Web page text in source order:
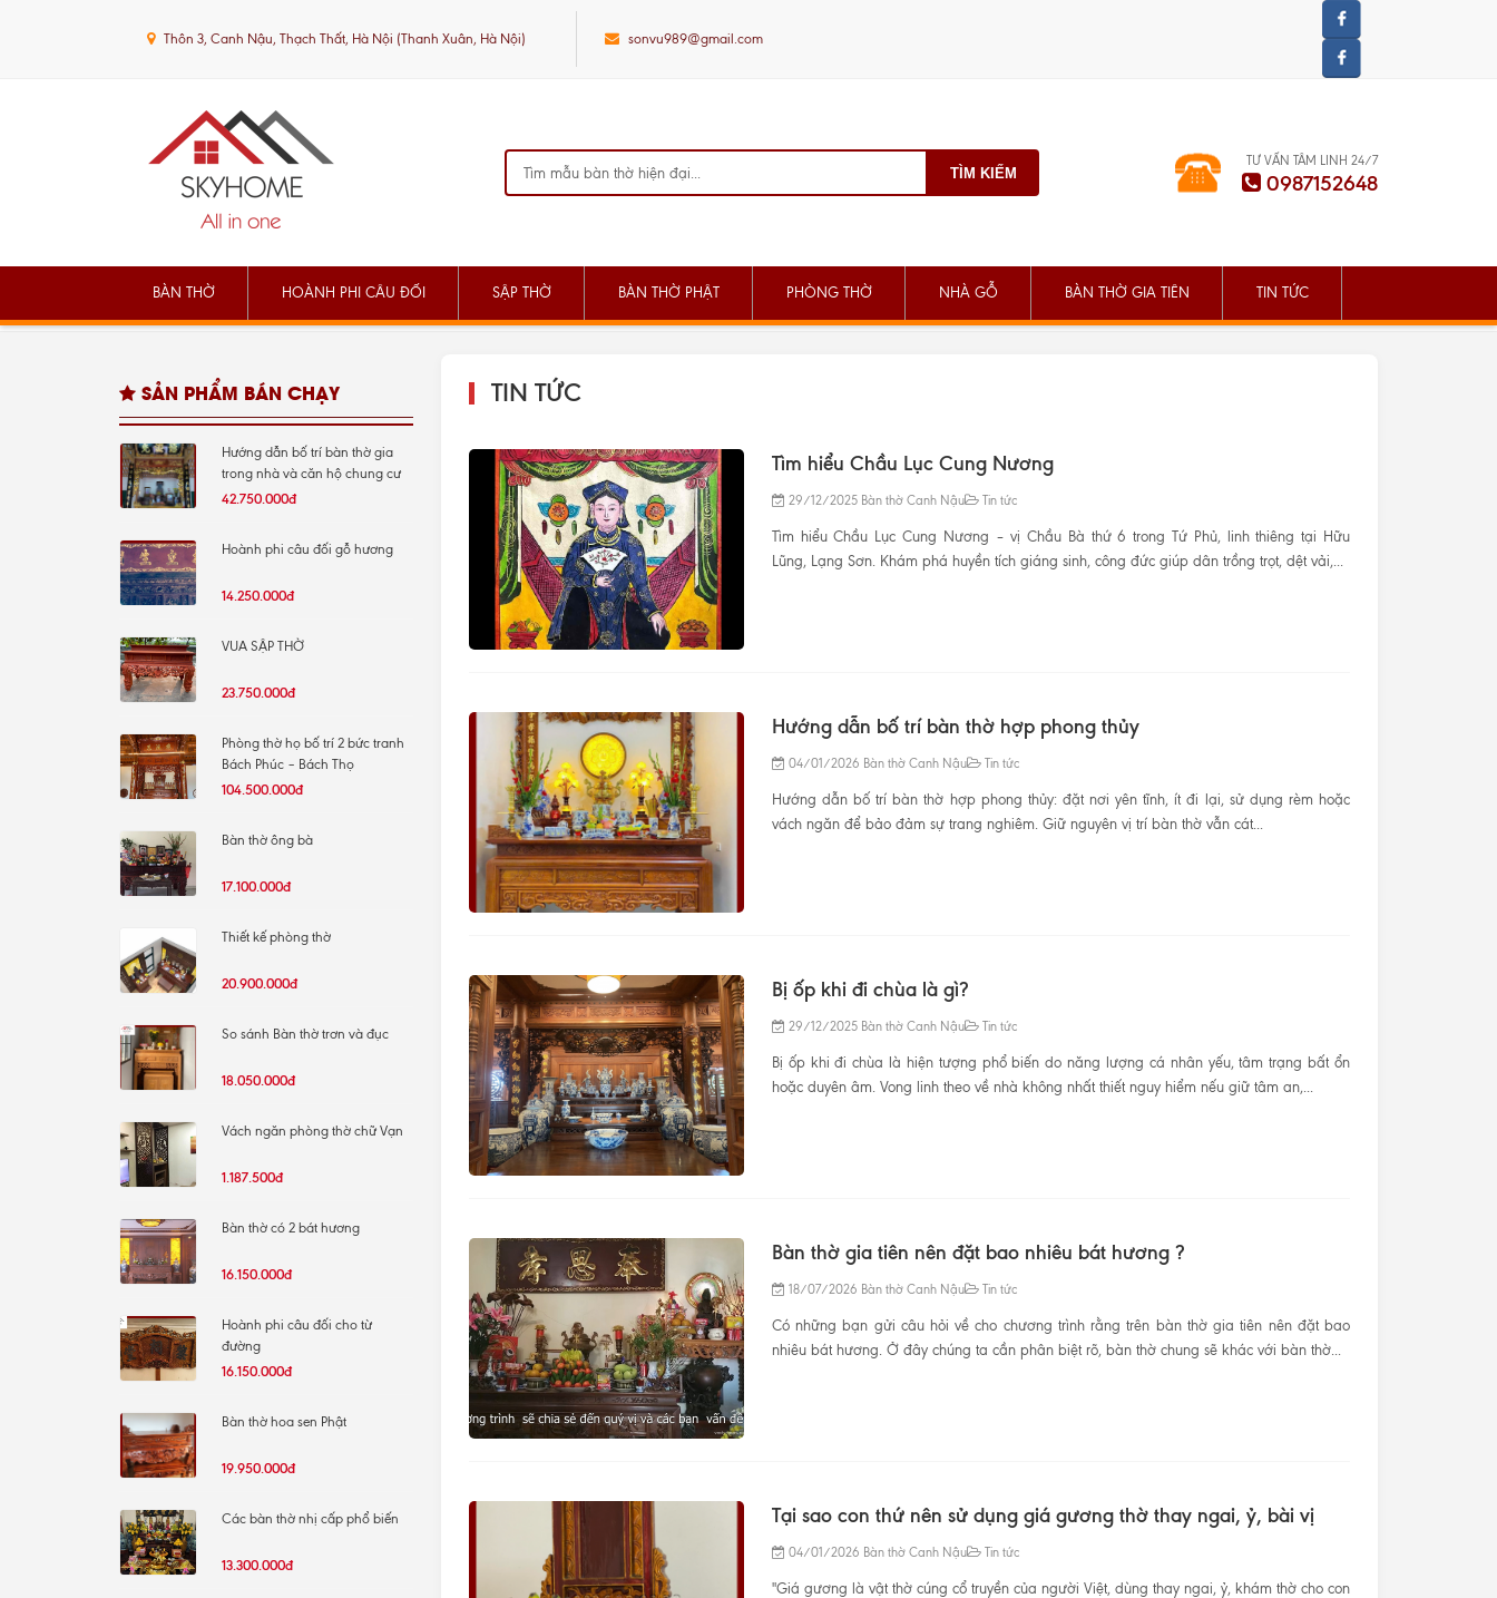
Thôn 3, Canh Nậu, Thạch Thất, Hà Nội (Thanh Xuân, Hà Nội) sonvu989@gmail.com
TÌM KIẾM
TƯ VẤN TÂM LINH 24/7
0987152648
BÀN THỜ HOÀNH PHI CÂU ĐỐI SẬP THỜ BÀN THỜ PHẬT PHÒNG THỜ NHÀ GỖ BÀN THỜ GIA TIÊN TIN TỨC
SẢN PHẨM BÁN CHẠY
Hướng dẫn bố trí bàn thờ gia
trong nhà và căn hộ chung cư
42.750.000đ
Hoành phi câu đối gỗ hương
14.250.000đ
VUA SẬP THỜ
23.750.000đ
Phòng thờ họ bố trí 2 bức tranh
Bách Phúc – Bách Thọ
104.500.000đ
Bàn thờ ông bà
17.100.000đ
Thiết kế phòng thờ
20.900.000đ
So sánh Bàn thờ trơn và đục
18.050.000đ
Vách ngăn phòng thờ chữ Vạn
1.187.500đ
Bàn thờ có 2 bát hương
16.150.000đ
Hoành phi câu đối cho từ
đường
16.150.000đ
Bàn thờ hoa sen Phật
19.950.000đ
Các bàn thờ nhị cấp phổ biến
13.300.000đ
TIN TỨC
Tìm hiểu Chầu Lục Cung Nương
29/12/2025Bàn thờ Canh Nậu Tin tức
Tìm hiểu Chầu Lục Cung Nương – vị Chầu Bà thứ 6 trong Tứ Phủ, linh thiêng tại Hữu
Lũng, Lạng Sơn. Khám phá huyền tích giáng sinh, công đức giúp dân trồng trọt, dệt vải,...
Hướng dẫn bố trí bàn thờ hợp phong thủy
04/01/2026 Bàn thờ Canh Nậu Tin tức
Hướng dẫn bố trí bàn thờ hợp phong thủy: đặt nơi yên tĩnh, ít đi lại, sử dụng rèm hoặc
vách ngăn để bảo đảm sự trang nghiêm. Giữ nguyên vị trí bàn thờ vẫn cát...
Bị ốp khi đi chùa là gì?
29/12/2025Bàn thờ Canh Nậu Tin tức
Bị ốp khi đi chùa là hiện tượng phổ biến do năng lượng cá nhân yếu, tâm trạng bất ổn
hoặc duyên âm. Vong linh theo về nhà không nhất thiết nguy hiểm nếu giữ tâm an,...
Bàn thờ gia tiên nên đặt bao nhiêu bát hương ?
18/07/2026 Bàn thờ Canh Nậu Tin tức
Có những bạn gửi câu hỏi về cho chương trình rằng trên bàn thờ gia tiên nên đặt bao
nhiêu bát hương. Ở đây chúng ta cần phân biệt rõ, bàn thờ chung sẽ khác với bàn thờ...
Tại sao con thứ nên sử dụng giá gương thờ thay ngai, ỷ, bài vị
04/01/2026 Bàn thờ Canh Nậu Tin tức
"Giá gương là vật thờ cúng cổ truyền của người Việt, dùng thay ngai, ỷ, khám thờ cho con